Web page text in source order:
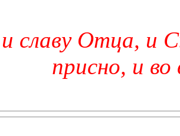
славу Отца, и
присно, и во